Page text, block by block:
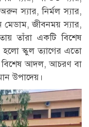
অরুন স্যার, নির্মল স্যার,
মেডাম, জীবনময় স্যার,
তাঁরা একটি বিশেষ
হলো স্কুল ত্যাগের এতো
বিশেষ আদল, আচরণ বা
উপাদেয়।